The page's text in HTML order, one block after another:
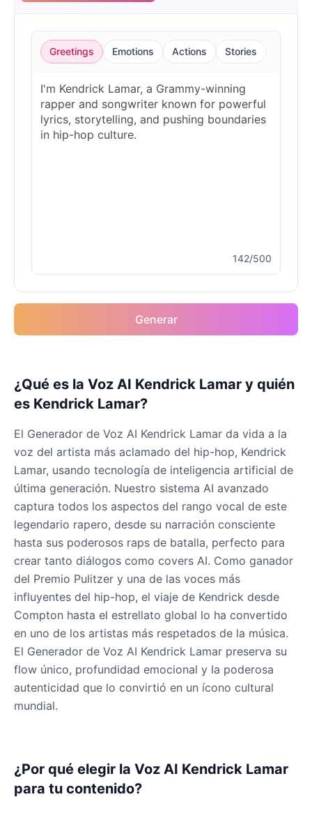
Christopher Walken
Male @Kairox
Male @Lucas
Diddy
Male @PeachyCloud
Emilia Clarke
Female @NYCgirl2009
Eminem
Male @KingArthur
Emma Waston
Female @GamingPro365
Gavin Newsom
Male @KingArthur
Ice Spice
Female @KingArthur
Jack Black
@EchoVector
Jacksepticeye
Male @MoonPetal
Greetings Emotions Actions Stories
142/500
Generar
¿Qué es la Voz AI Kendrick Lamar y quién
es Kendrick Lamar?
El Generador de Voz AI Kendrick Lamar da vida a la
voz del artista más aclamado del hip-hop, Kendrick
Lamar, usando tecnología de inteligencia artificial de
última generación. Nuestro sistema AI avanzado
captura todos los aspectos del rango vocal de este
legendario rapero, desde su narración consciente
hasta sus poderosos raps de batalla, perfecto para
crear tanto diálogos como covers AI. Como ganador
del Premio Pulitzer y una de las voces más
influyentes del hip-hop, el viaje de Kendrick desde
Compton hasta el estrellato global lo ha convertido
en uno de los artistas más respetados de la música.
El Generador de Voz AI Kendrick Lamar preserva su
flow único, profundidad emocional y la poderosa
autenticidad que lo convirtió en un ícono cultural
mundial.
¿Por qué elegir la Voz AI Kendrick Lamar
para tu contenido?